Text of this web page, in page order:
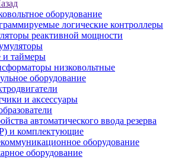
оборудование
логические контроллеры
реактивной мощности
и таймеры
низковольтные
оборудование
и аксессуары
автоматического ввода резерва
и комплектующие
оборудование
оборудование